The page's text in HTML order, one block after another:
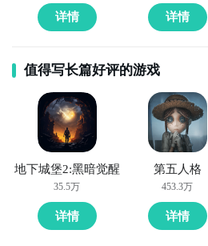
全球好游抢先下 福利礼包免费领
详情 详情
值得写长篇好评的游戏
地下城堡2:黑暗觉醒
35.5万
详情
第五人格
453.3万
详情